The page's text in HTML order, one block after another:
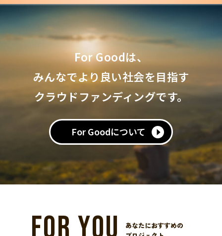
For Goodは、
みんなでより良い社会を目指す
クラウドファンディングです。
For Goodについて
あなたにおすすめの